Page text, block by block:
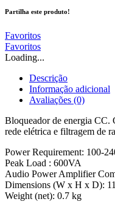
Partilha este produto!
Favoritos
Favoritos
Loading...
Descrição
Informação adicional
Avaliações (0)
Bloqueador de energia CC.
rede elétrica e filtragem de
Power Requirement: 100-
Peak Load : 600VA
Audio Power Amplifier
Dimensions (W x H x D):
Weight (net): 0.7 kg